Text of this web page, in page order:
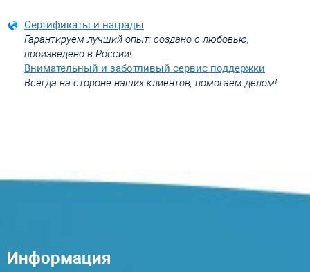
Сертификаты и награды
Гарантируем лучший опыт: создано с любовью,
произведено в России!
Внимательный и заботливый сервис поддержки
Всегда на стороне наших клиентов, помогаем делом!
Информация